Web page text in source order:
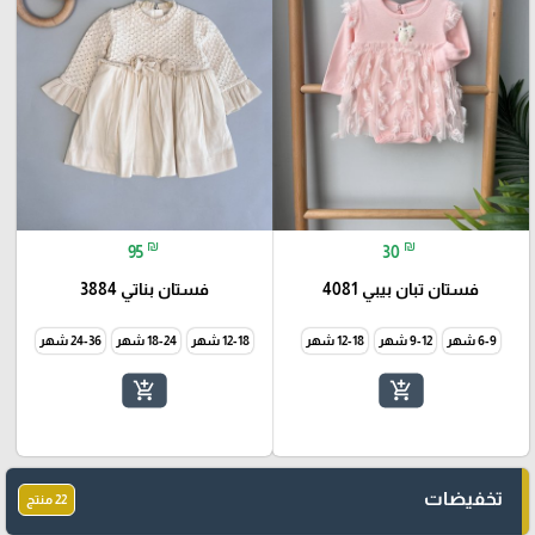
30 ₪
فستان تبان بيبي 4081
6-9 شهر 9-12 شهر 12-18 شهر
add_shopping_cart
95 ₪
فستان بناتي 3884
12-18 شهر 18-24 شهر 24-36 شهر
add_shopping_cart
تخفيضات 22 منتج